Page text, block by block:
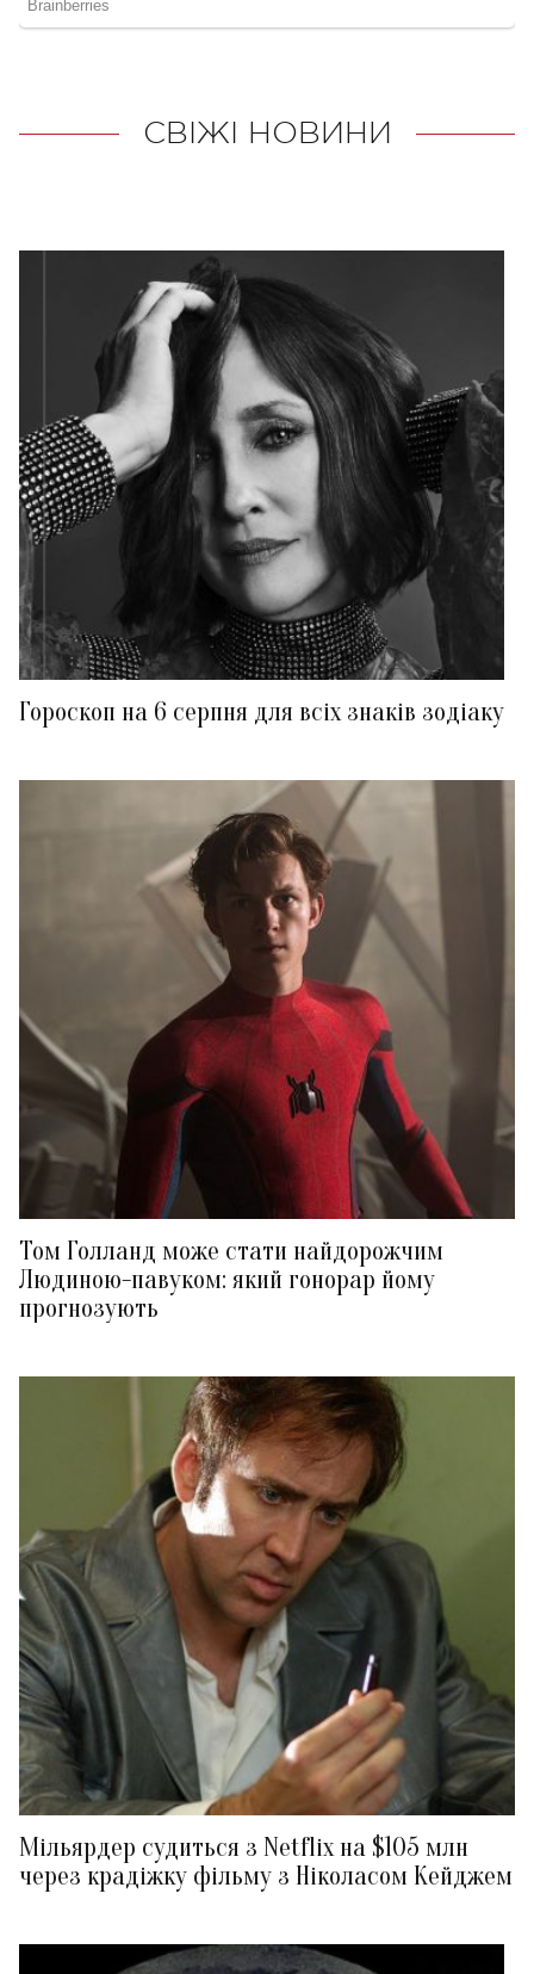
СВІЖІ НОВИНИ
Гороскоп на 6 серпня для всіх знаків зодіаку
Том Голланд може стати найдорожчим
Людиною-павуком: який гонорар йому
прогнозують
Мільярдер судиться з Netflix на $105 млн
через крадіжку фільму з Ніколасом Кейджем